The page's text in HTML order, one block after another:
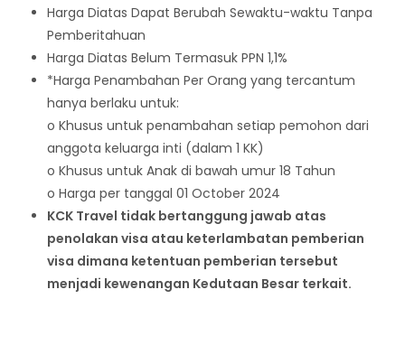
Harga Diatas Dapat Berubah Sewaktu-waktu Tanpa
Pemberitahuan
Harga Diatas Belum Termasuk PPN 1,1%
*Harga Penambahan Per Orang yang tercantum
hanya berlaku untuk:
o Khusus untuk penambahan setiap pemohon dari
anggota keluarga inti (dalam 1 KK)
o Khusus untuk Anak di bawah umur 18 Tahun
o Harga per tanggal 01 October 2024
KCK Travel tidak bertanggung jawab atas
penolakan visa atau keterlambatan pemberian
visa dimana ketentuan pemberian tersebut
menjadi kewenangan Kedutaan Besar terkait.